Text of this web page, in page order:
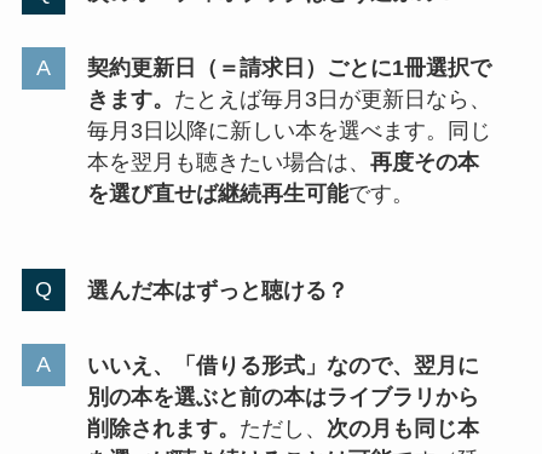
契約更新日（＝請求日）ごとに1冊選択で
きます。 たとえば毎月3日が更新日なら、
毎月3日以降に新しい本を選べます。同じ
本を翌月も聴きたい場合は、 再度その本
を選び直せば継続再生可能です。
選んだ本はずっと聴ける？
いいえ、「借りる形式」なので、翌月に
別の本を選ぶと前の本はライブラリから
削除されます。 ただし、 次の月も同じ本